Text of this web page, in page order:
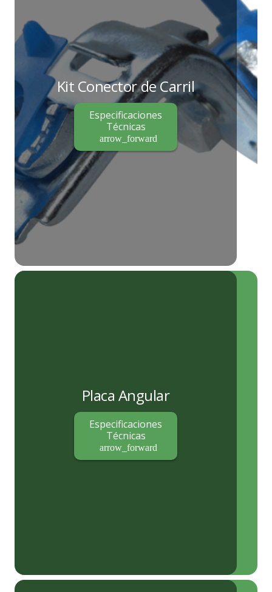
Kit Conector de Carril
Especificaciones
Técnicas
arrow_forward
Placa Angular
Especificaciones
Técnicas
arrow_forward